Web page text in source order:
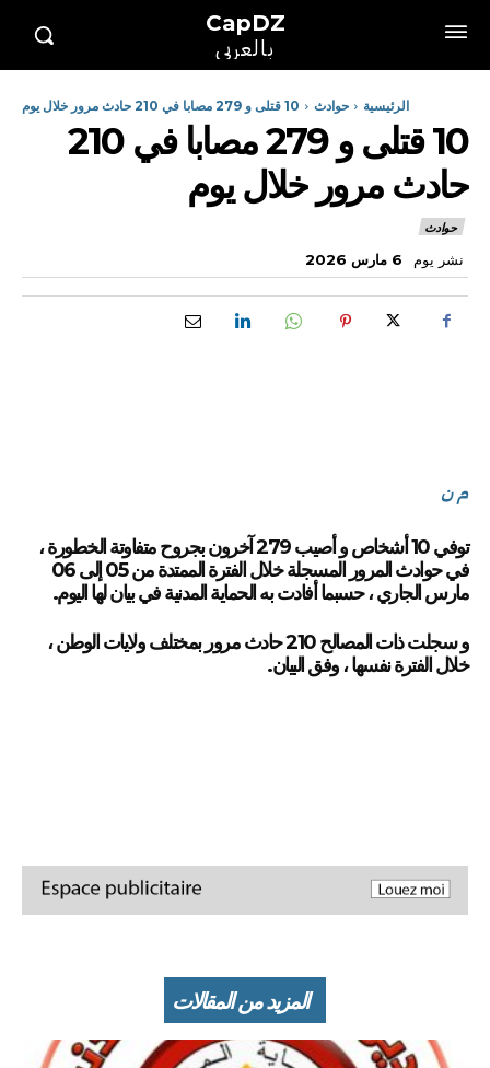
CapDZ
بالعربي
الرئيسية حوادث 10 قتلى و 279 مصابا في 210 حادث مرور خلال يوم
10 قتلى و 279 مصابا في 210
حادث مرور خلال يوم
حوادث
نشر يوم 6 مارس 2026
م ن
توفي 10 أشخاص و أصيب 279 آخرون بجروح متفاوتة الخطورة ،
في حوادث المرور المسجلة خلال الفترة الممتدة من 05 إلى 06
مارس الجاري ، حسبما أفادت به الحماية المدنية في بيان لها اليوم.
و سجلت ذات المصالح 210 حادث مرور بمختلف ولايات الوطن ،
خلال الفترة نفسها ، وفق البيان.
المزيد من المقالات